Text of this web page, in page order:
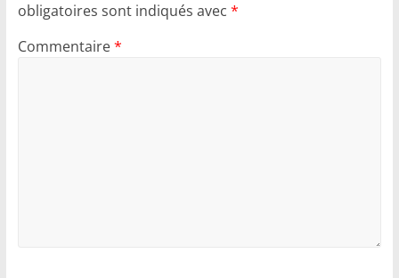
obligatoires sont indiqués avec *
Commentaire*